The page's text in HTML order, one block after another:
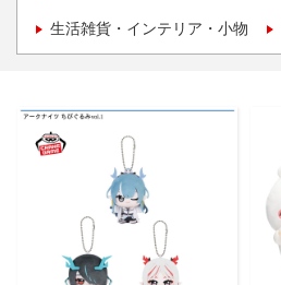
生活雑貨・インテリア・小物